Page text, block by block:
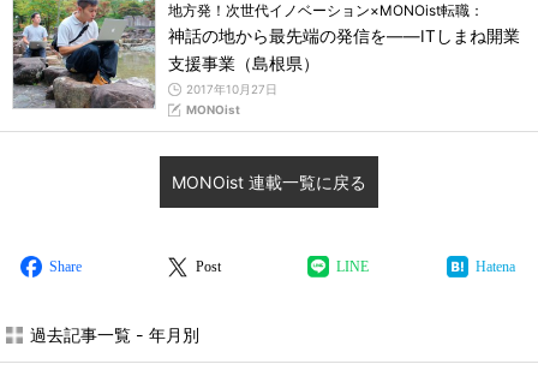
地方発！次世代イノベーション×MONOist転職：
神話の地から最先端の発信を――ITしまね開業
支援事業（島根県）
2017年10月27日
MONOist
MONOist 連載一覧に戻る
Share Post LINE Hatena
過去記事一覧 - 年月別